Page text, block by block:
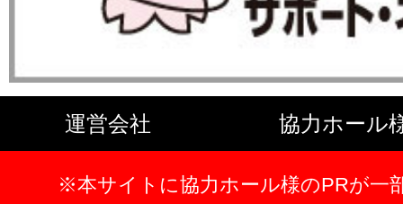
運営会社 協力ホール
※本サイトに協力ホール様のPRが一